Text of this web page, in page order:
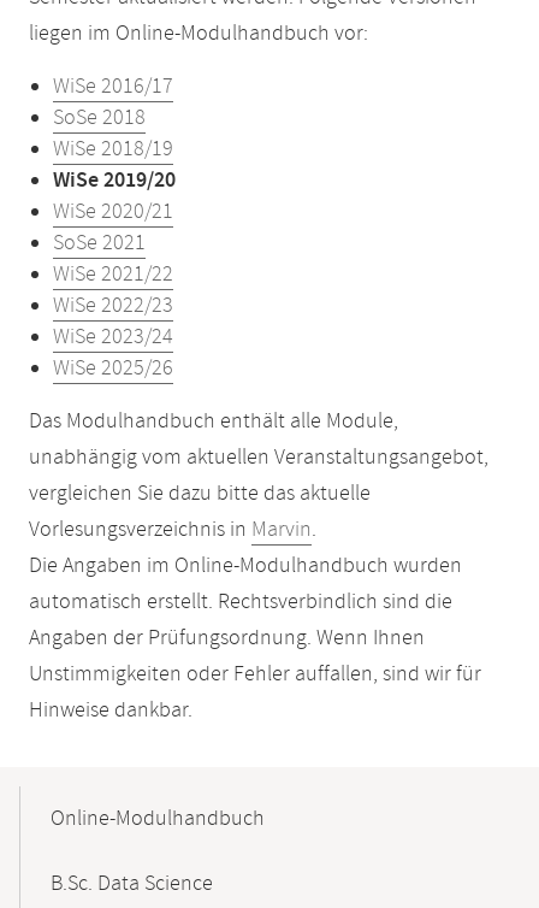
liegen im Online-Modulhandbuch vor:
WiSe 2016/17
SoSe 2018
WiSe 2018/19
WiSe 2019/20
WiSe 2020/21
SoSe 2021
WiSe 2021/22
WiSe 2022/23
WiSe 2023/24
WiSe 2025/26
Das Modulhandbuch enthält alle Module,
unabhängig vom aktuellen Veranstaltungsangebot,
vergleichen Sie dazu bitte das aktuelle
Vorlesungsverzeichnis in Marvin.
Die Angaben im Online-Modulhandbuch wurden
automatisch erstellt. Rechtsverbindlich sind die
Angaben der Prüfungsordnung. Wenn Ihnen
Unstimmigkeiten oder Fehler auffallen, sind wir für
Hinweise dankbar.
NavigationOnline-Modulhandbuch
B.Sc. Data Science